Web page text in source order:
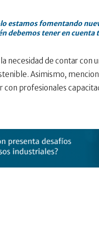
estamos fomentando
debemos tener en
necesidad de contar con
Asimismo,
con profesionales